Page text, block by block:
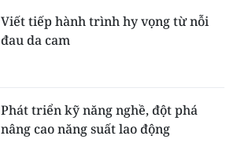
Viết tiếp hành trình hy vọng từ nỗi
đau da cam
Phát triển kỹ năng nghề, đột phá
nâng cao năng suất lao động